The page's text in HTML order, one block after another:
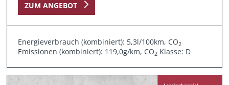
ZUM ANGEBOT
Energieverbrauch (kombiniert): 5,3l/100km, CO2
Emissionen (kombiniert): 119,0g/km, CO2 Klasse: D